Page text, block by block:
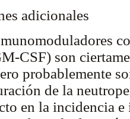
adicionales
CSF) son
probablemente
de la
en la incidencia